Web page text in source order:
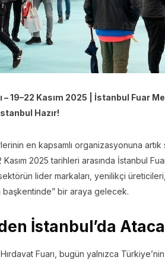
19–22 Kasım 2025 | İstanbul Fuar
Hazır!
en kapsamlı organizasyonuna artık
2025 tarihleri arasında İstanbul
lider markaları, yenilikçi
bir araya gelecek.
İstanbul’da
Fuarı, bugün yalnızca